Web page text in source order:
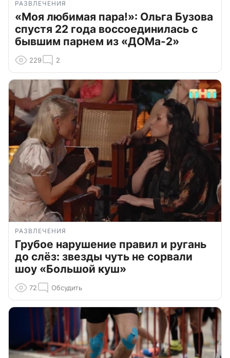
РАЗВЛЕЧЕНИЯ
«Моя любимая пара!»: Ольга Бузова
спустя 22 года воссоединилась с
бывшим парнем из «ДОМа-2»
229 2
РАЗВЛЕЧЕНИЯ
Грубое нарушение правил и ругань
до слёз: звезды чуть не сорвали
шоу «Большой куш»
72 Обсудить